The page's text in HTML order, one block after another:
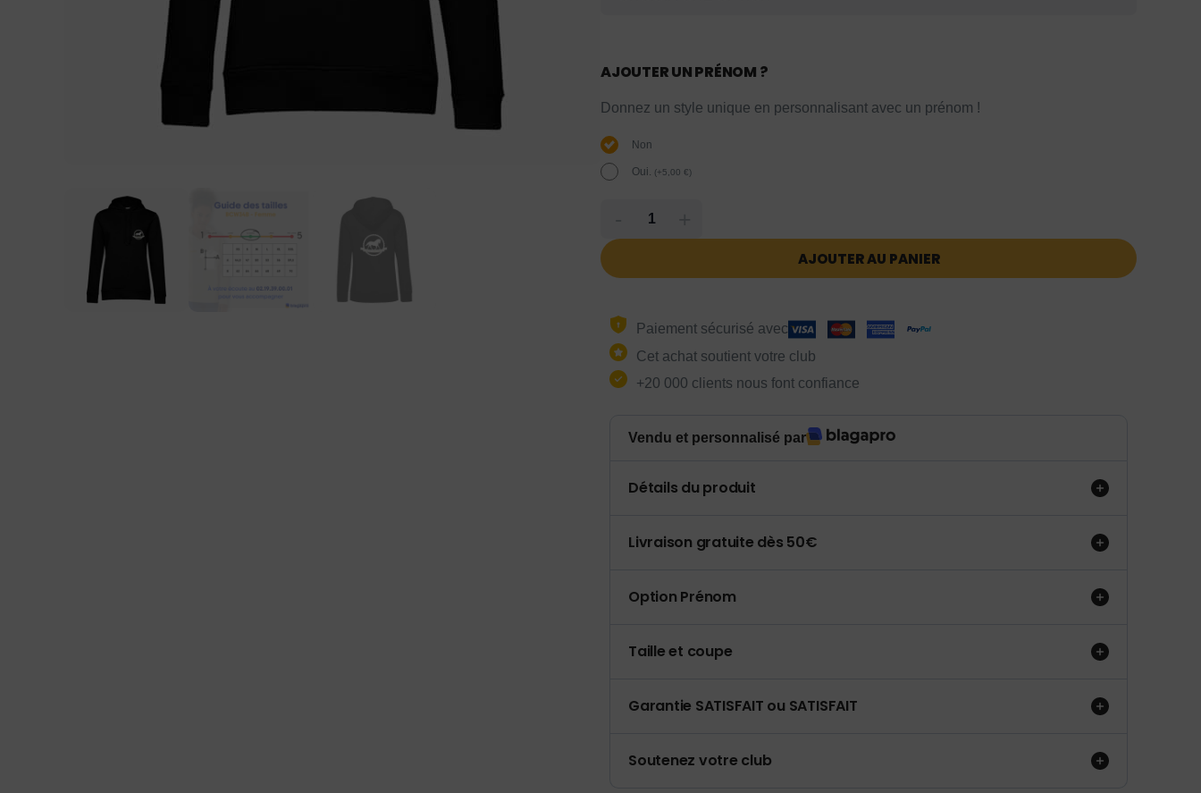
AJOUTER UN PRÉNOM ?
Donnez un style unique en personnalisant avec un prénom !
Non
Oui. (+5,00 €)
AJOUTER AU PANIER
Paiement sécurisé avec
Cet achat soutient votre club
+20 000 clients nous font confiance
Vendu et personnalisé par
Détails du produit
Livraison gratuite dès 50€
Option Prénom
Taille et coupe
Garantie SATISFAIT ou SATISFAIT
Soutenez votre club